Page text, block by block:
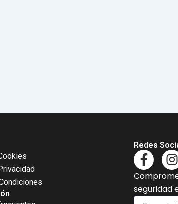
Redes
F
a
c
e
I
s
t
seguridad
Comentario